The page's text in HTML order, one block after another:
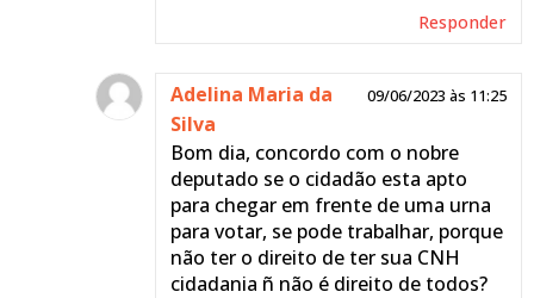
Responder
Adelina Maria da
Silva
09/06/2023 às 11:25
Bom dia, concordo com o nobre
deputado se o cidadão esta apto
para chegar em frente de uma urna
para votar, se pode trabalhar, porque
não ter o direito de ter sua CNH
cidadania ñ não é direito de todos?